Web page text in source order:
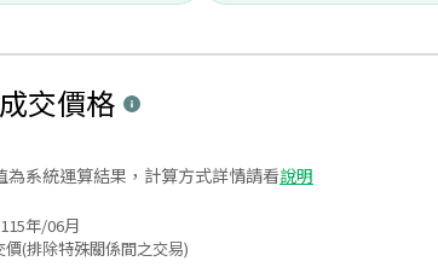
成交價格
為系統運算結果，計算方式詳情請看說明
年/06月
(排除特殊關係間之交易)